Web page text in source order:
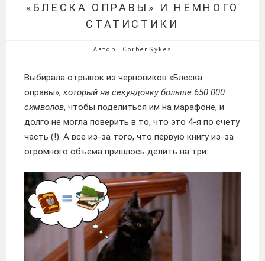
«БЛЕСКА ОПРАВЫ» И НЕМНОГО
СТАТИСТИКИ
Автор: CorbenSykes
Выбирала отрывок из черновиков «Блеска
оправы», который на секундочку больше 650 000
символов, чтобы поделиться им на марафоне, и
долго не могла поверить в то, что это 4-я по счету
часть (!). А все из-за того, что первую книгу из-за
огромного объема пришлось делить на три…